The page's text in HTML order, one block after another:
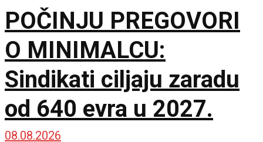
POČINJU PREGOVORI
O MINIMALCU:
Sindikati ciljaju zaradu
od 640 evra u 2027.
08.08.2026